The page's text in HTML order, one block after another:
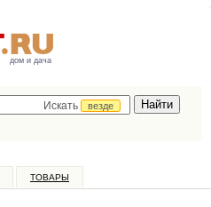
дом и дача
Искать
везде
ТОВАРЫ